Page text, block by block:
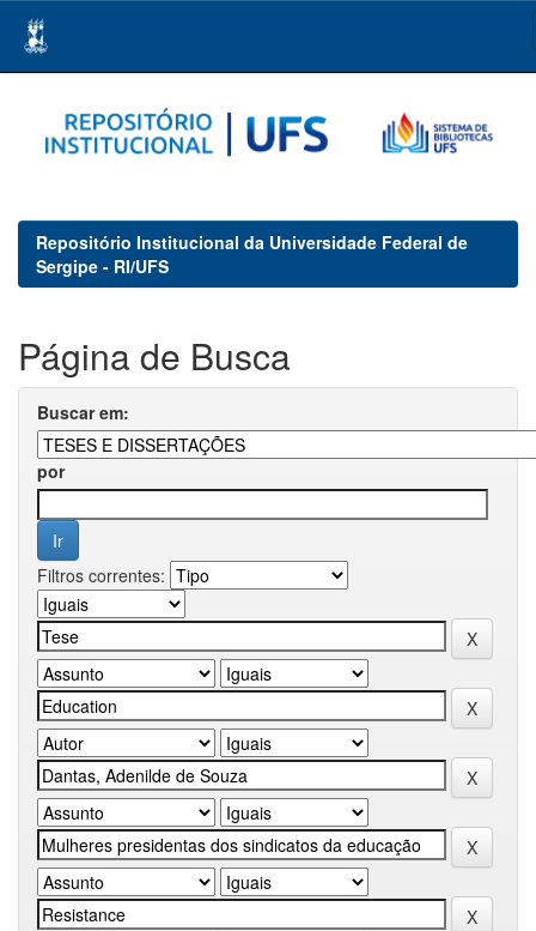
navigation
Repositório Institucional da Universidade Federal de
Sergipe - RI/UFS
Página de Busca
Buscar em:
por
Filtros correntes: